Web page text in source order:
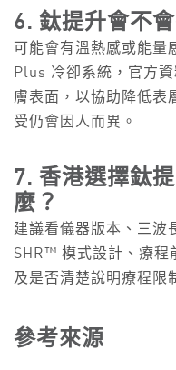
6. 鈦提升會不
可能會有溫熱感或能
Plus 冷卻系統，官方
膚表面，以協助降低表
受仍會因人而異。
7. 香港選擇鈦
麼？
建議看儀器版本、三波
SHR™ 模式設計、療程
及是否清楚說明療程限
參考來源